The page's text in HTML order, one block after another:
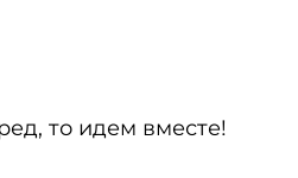
то идем вместе!